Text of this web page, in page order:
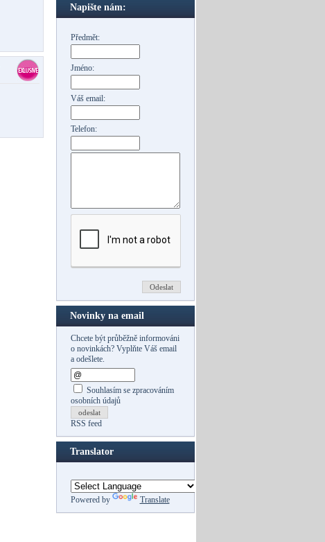
Napište nám:
Předmět:
Jméno:
Váš email:
Telefon:
Novinky na email
Chcete být průběžně informováni
o novinkách? Vyplňte Váš email
a odešlete.
Souhlasím se zpracováním
osobních údajů
odeslat
RSS feed
Translator
Powered by Translate